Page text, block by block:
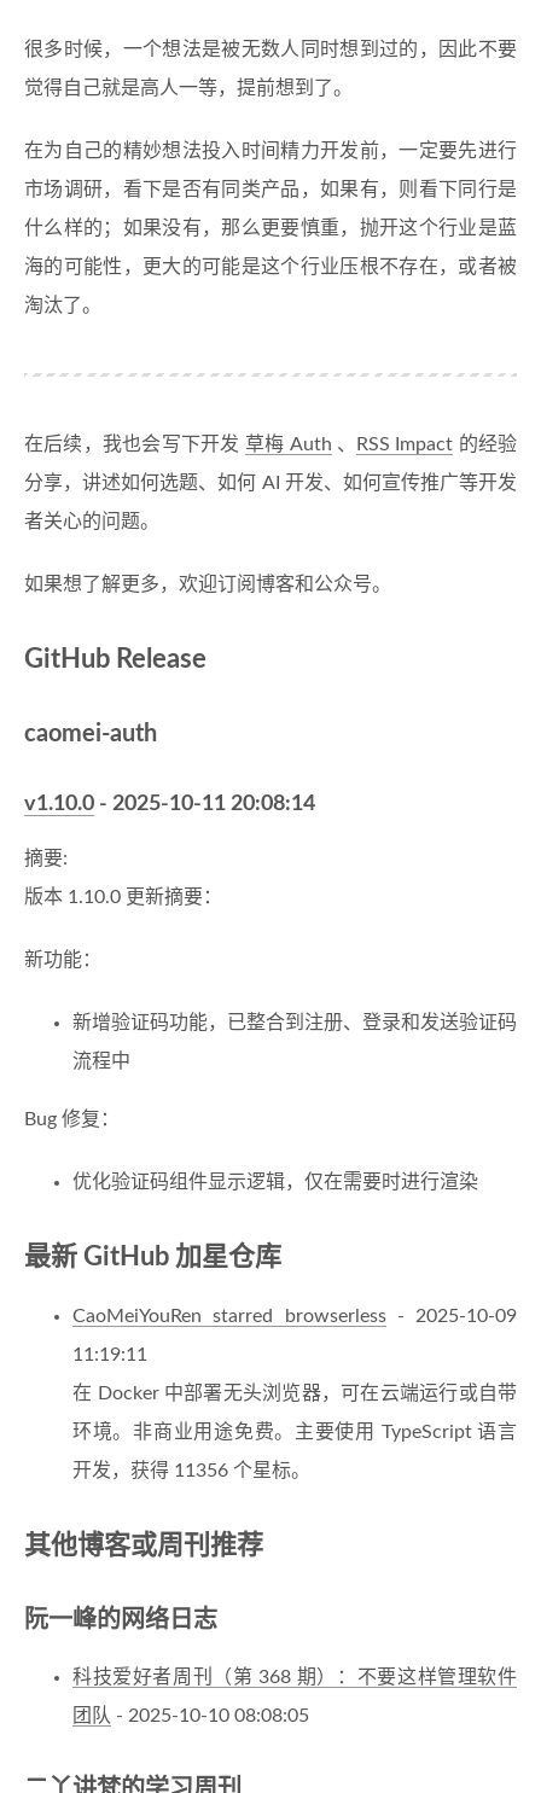
很多时候，一个想法是被无数人同时想到过的，因此不要
觉得自己就是高人一等，提前想到了。
在为自己的精妙想法投入时间精力开发前，一定要先进行
市场调研，看下是否有同类产品，如果有，则看下同行是
什么样的；如果没有，那么更要慎重，抛开这个行业是蓝
海的可能性，更大的可能是这个行业压根不存在，或者被
淘汰了。
在后续，我也会写下开发 草梅 Auth 、 RSS Impact 的经验
分享，讲述如何选题、如何 AI 开发、如何宣传推广等开发
者关心的问题。
如果想了解更多，欢迎订阅博客和公众号。
GitHub Release
caomei-auth
v1.10.0 - 2025-10-11 20:08:14
摘要:
版本 1.10.0 更新摘要：
新功能：
新增验证码功能，已整合到注册、登录和发送验证码
流程中
Bug 修复：
优化验证码组件显示逻辑，仅在需要时进行渲染
最新 GitHub 加星仓库
CaoMeiYouRen starred browserless- 2025-10-09
11:19:11
在 Docker 中部署无头浏览器，可在云端运行或自带
环境。非商业用途免费。主要使用 TypeScript 语言
开发，获得 11356 个星标。
其他博客或周刊推荐
阮一峰的网络日志
科技爱好者周刊（第 368 期）：不要这样管理软件
团队 - 2025-10-10 08:08:05